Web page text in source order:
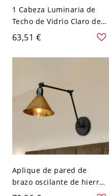
1 Cabeza Luminaria de
Techo de Vidrio Claro de
Cono Semi Plafón
Industrial para Pasillo -
Transparente 110 A 120 V
63,51 €
Aplique de pared de
brazo oscilante de hierro
vintage con 1 cabeza y